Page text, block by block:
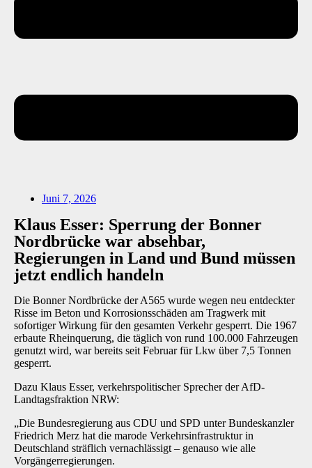
Juni 7, 2026
Klaus Esser: Sperrung der Bonner
Nordbrücke war absehbar,
Regierungen in Land und Bund müssen
jetzt endlich handeln
Die Bonner Nordbrücke der A565 wurde wegen neu entdeckter
Risse im Beton und Korrosionsschäden am Tragwerk mit
sofortiger Wirkung für den gesamten Verkehr gesperrt. Die 1967
erbaute Rheinquerung, die täglich von rund 100.000 Fahrzeugen
genutzt wird, war bereits seit Februar für Lkw über 7,5 Tonnen
gesperrt.
Dazu Klaus Esser, verkehrspolitischer Sprecher der AfD-
Landtagsfraktion NRW:
„Die Bundesregierung aus CDU und SPD unter Bundeskanzler
Friedrich Merz hat die marode Verkehrsinfrastruktur in
Deutschland sträflich vernachlässigt – genauso wie alle
Vorgängerregierungen.